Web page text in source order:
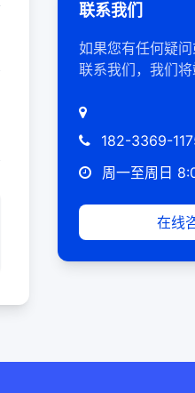
联系我们
如果您有任何疑
联系我们，我们将
182-3369-
周一至周日
在线